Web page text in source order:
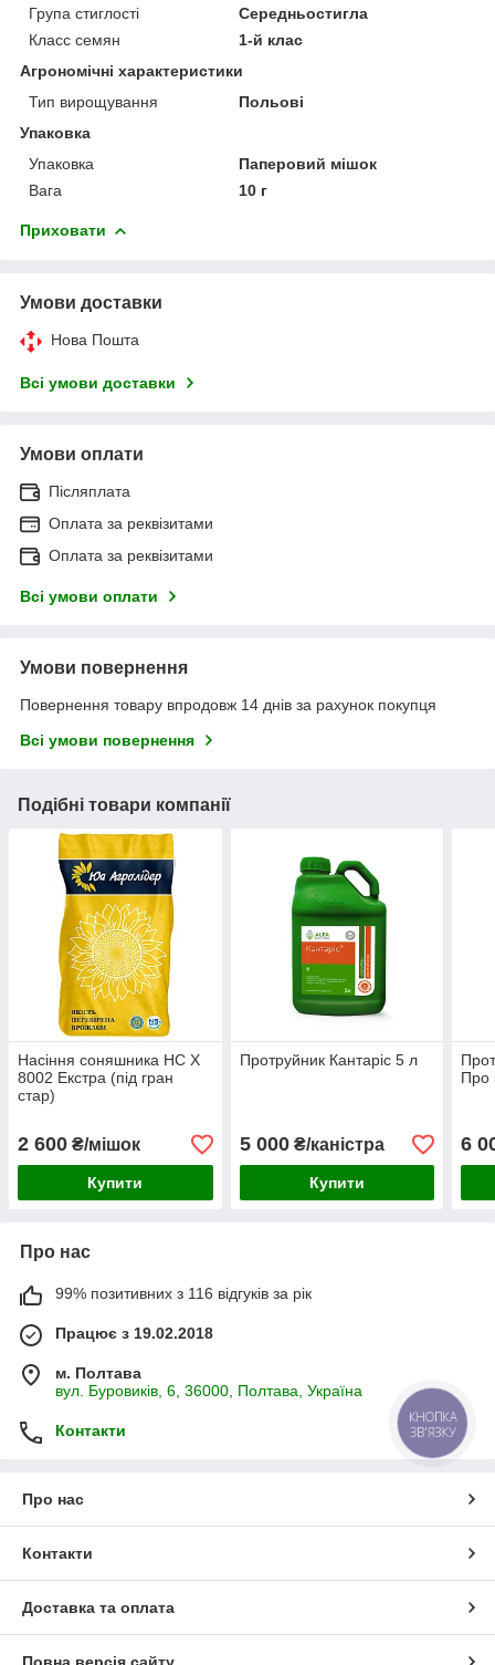
Група стиглості
Середньостигла
Класс семян
1-й клас
Агрономічні характеристики
Тип вирощування
Польові
Упаковка
Упаковка
Паперовий мішок
Вага
10 г
Приховати
Умови доставки
Нова Пошта
Всі умови доставки
Умови оплати
Післяплата
Оплата за реквізитами
Оплата за реквізитами
Всі умови оплати
Умови повернення
Повернення товару впродовж 14 днів за рахунок покупця
Всі умови повернення
Подібні товари компанії
Насіння соняшника НС Х
8002 Екстра (під гран
стар)
2 600 ₴/мішок
Купити
Протруйник Кантаріс 5 л
5 000₴/каністра
Купити
Про
6
Про нас
99% позитивних з 116 відгуків за рік
Працює з 19.02.2018
м. Полтава
вул. Буровиків, 6, 36000, Полтава, Україна
Контакти
Про нас
Контакти
Доставка та оплата
КНОПКА
ЗВ'ЯЗКУ